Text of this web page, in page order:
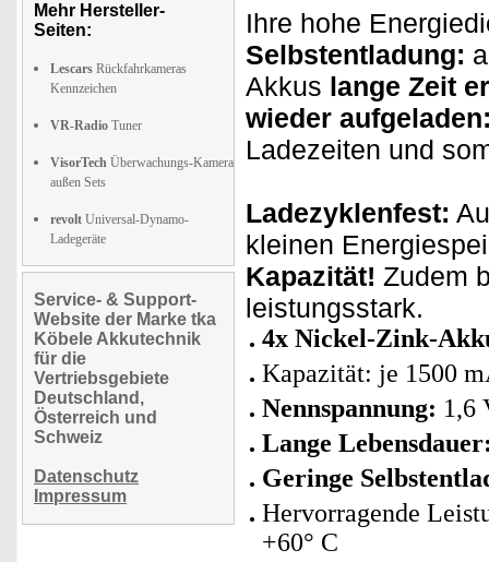
Mehr Hersteller-
Seiten:
Lescars Rückfahrkameras
Kennzeichen
VR-Radio Tuner
VisorTech Überwachungs-Kamera
außen Sets
revolt Universal-Dynamo-
Ladegeräte
Service- & Support-
Website der Marke tka
Köbele Akkutechnik
für die
Vertriebsgebiete
Deutschland,
Österreich und
Schweiz
Datenschutz
Impressum
Ihre hohe
Selbstentladung:
Akkus lange Zeit
wieder
Ladezeiten und
Ladezyklenfest:
kleinen
Kapazität! Zudem
leistungsstark.
4x Nickel-Zink-
Kapazität: je 1500
Nennspannung: 1,6
Lange
Geringe
Hervorragende
+60° C